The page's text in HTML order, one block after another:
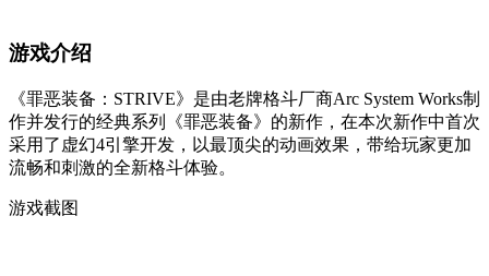
游戏介绍
《罪恶装备：STRIVE》是由老牌格斗厂商Arc System Works制
作并发行的经典系列《罪恶装备》的新作，在本次新作中首次
采用了虚幻4引擎开发，以最顶尖的动画效果，带给玩家更加
流畅和刺激的全新格斗体验。
游戏截图